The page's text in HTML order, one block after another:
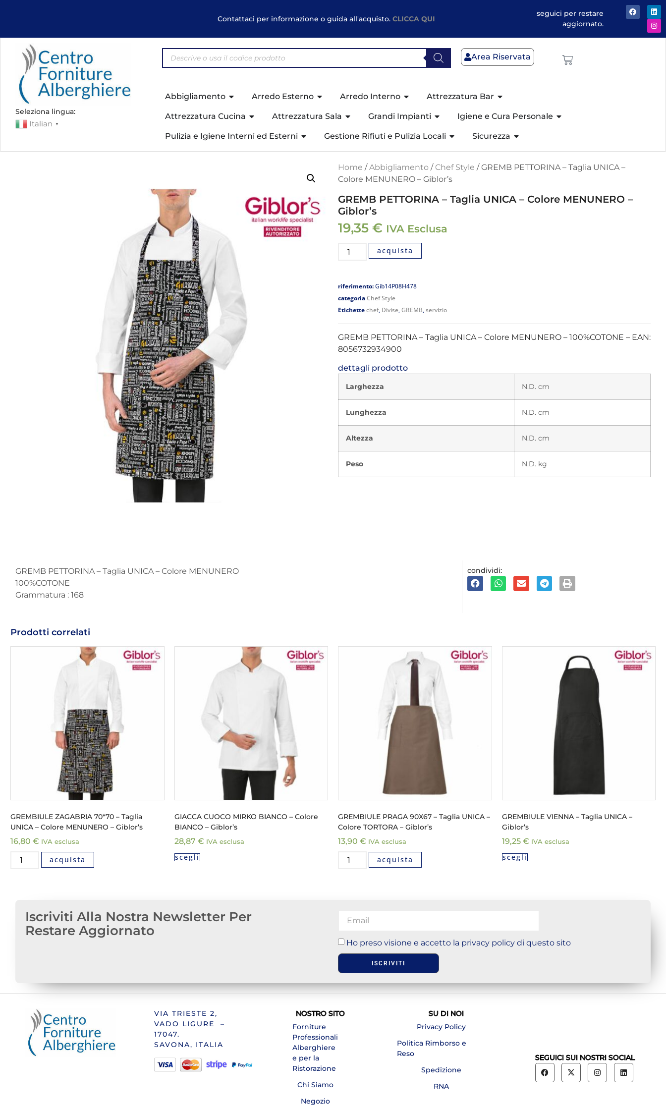
Contattaci per informazione o guida all'acquisto.CLICCA QUI
seguici per restare
aggiornato.
Seleziona lingua:
Italian ▼
Area Riservata
Abbigliamento Arredo Esterno Arredo Interno Attrezzatura Bar
Attrezzatura Cucina Attrezzatura Sala Grandi Impianti Igiene e Cura Personale
Pulizia e Igiene Interni ed Esterni Gestione Rifiuti e Pulizia Locali Sicurezza
Home /Abbigliamento / Chef Style / GREMB PETTORINA – Taglia UNICA –
Colore MENUNERO – Giblor’s
GREMB PETTORINA – Taglia UNICA – Colore MENUNERO –
Giblor’s
19,35 € IVA Esclusa
acquista
riferimento:Gib14P08H478
categoriaChef Style
Etichettechef, Divise,GREMB,servizio
GREMB PETTORINA – Taglia UNICA – Colore MENUNERO – 100%COTONE – EAN:
8056732934900
dettagli prodotto
Larghezza N.D. cm
Lunghezza N.D. cm
Altezza N.D. cm
Peso N.D. kg
GREMB PETTORINA – Taglia UNICA – Colore MENUNERO
100%COTONE
Grammatura : 168
condividi:
Prodotti correlati
GREMBIULE ZAGABRIA 70*70 – Taglia
UNICA – Colore MENUNERO – Giblor’s
16,80 € IVA esclusa
acquista
GIACCA CUOCO MIRKO BIANCO – Colore
BIANCO – Giblor’s
28,87 € IVA esclusa
scegli
GREMBIULE PRAGA 90X67 – Taglia UNICA –
Colore TORTORA – Giblor’s
13,90 € IVA esclusa
acquista
GREMBIULE VIENNA – Taglia UNICA –
Giblor’s
19,25 € IVA esclusa
scegli
Iscriviti Alla Nostra Newsletter Per
Restare Aggiornato
Ho preso visione e accetto la privacy policy di questo sito
ISCRIVITI
VIA TRIESTE 2,
VADO LIGURE –
17047.
SAVONA, ITALIA
NOSTRO SITO
Forniture
Professionali
Alberghiere
e per la
Ristorazione
Chi Siamo
Negozio
SU DI NOI
Privacy Policy
Politica Rimborso e
Reso
Spedizione
RNA
SEGUICI SUI NOSTRI SOCIAL